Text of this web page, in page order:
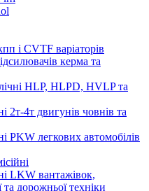
і CVTF варіаторів
керма та
HLP, HLPD, HVLP та
2т-4т двигунів човнів та
PKW легкових автомобілів
LKW вантажівок,
та дорожньої техніки